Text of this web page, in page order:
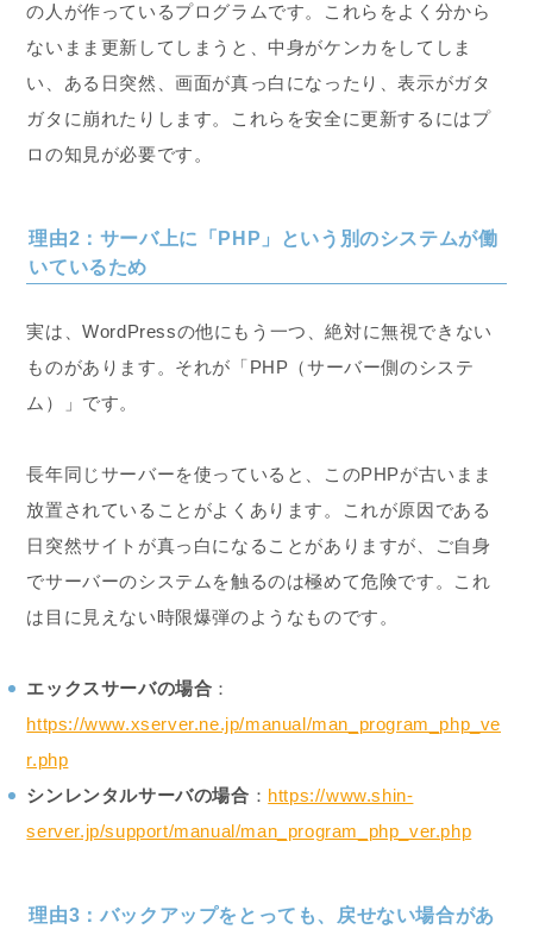
の人が作っているプログラムです。これらをよく分から
ないまま更新してしまうと、中身がケンカをしてしま
い、ある日突然、画面が真っ白になったり、表示がガタ
ガタに崩れたりします。これらを安全に更新するにはプ
ロの知見が必要です。
理由2：サーバ上に「PHP」という別のシステムが働
いているため
実は、WordPressの他にもう一つ、絶対に無視できない
ものがあります。それが「PHP（サーバー側のシステ
ム）」です。
長年同じサーバーを使っていると、このPHPが古いまま
放置されていることがよくあります。これが原因である
日突然サイトが真っ白になることがありますが、ご自身
でサーバーのシステムを触るのは極めて危険です。これ
は目に見えない時限爆弾のようなものです。
エックスサーバの場合 ：
https://www.xserver.ne.jp/manual/man_program_php_ve
r.php
シンレンタルサーバの場合 ： https://www.shin-
server.jp/support/manual/man_program_php_ver.php
理由3：バックアップをとっても、戻せない場合があ